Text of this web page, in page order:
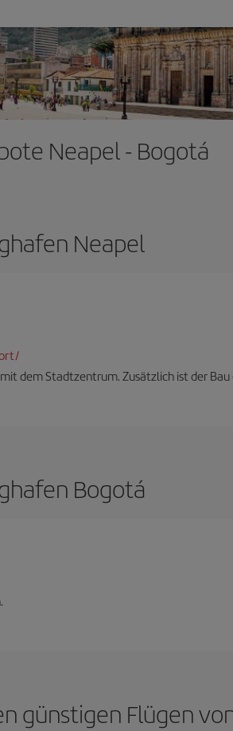
Neapel - Bogotá
Neapel
dem Stadtzentrum. Zusätzlich ist der
Bogotá
günstigen Flügen